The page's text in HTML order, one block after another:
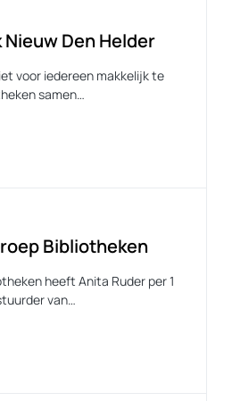
Den Helder
voor iedereen makkelijk te
samen…
Bibliotheken
heeft Anita Ruder per 1
van…